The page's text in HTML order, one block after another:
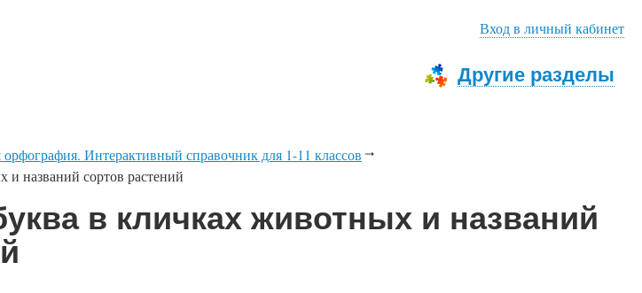
Вход в личный кабинет
Другие разделы
орфография. Интерактивный справочник для 1-11 классов
названий сортов растений
в кличках животных и названий